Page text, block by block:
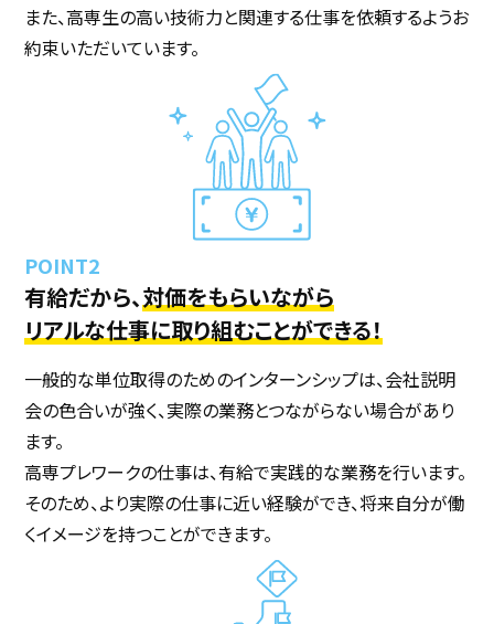
また、高専生の高い技術力と関連する仕事を依頼するようお
約束いただいています。
有給だから、対価をもらいながら
リアルな仕事に取り組むことができる！
一般的な単位取得のためのインターンシップは、会社説明
会の色合いが強く、実際の業務とつながらない場合があり
ます。
高専プレワークの仕事は、有給で実践的な業務を行います。
そのため、より実際の仕事に近い経験ができ、将来自分が働
くイメージを持つことができます。